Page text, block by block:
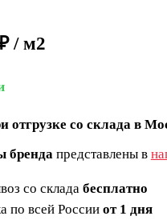
/ м2
отгрузке со склада в
брендапредставлены в
со склада бесплатно
по всей России от 1 дня